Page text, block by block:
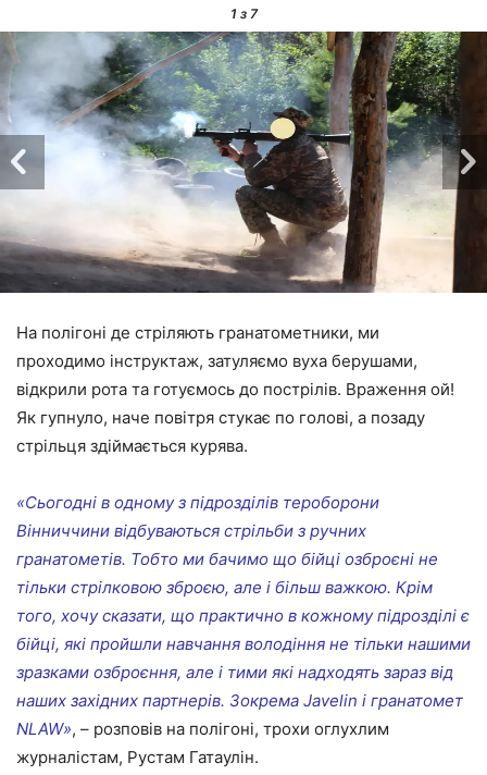
1з 7
На полігоні де стріляють гранатометники, ми
проходимо інструктаж, затуляємо вуха берушами,
відкрили рота та готуємось до пострілів. Враження ой!
Як гупнуло, наче повітря стукає по голові, а позаду
стрільця здіймається курява.
«Сьогодні в одному з підрозділів тероборони
Вінниччини відбуваються стрільби з ручних
гранатометів. Тобто ми бачимо що бійці озброєні не
тільки стрілковою зброєю, але і більш важкою. Крім
того, хочу сказати, що практично в кожному підрозділі є
бійці, які пройшли навчання володіння не тільки нашими
зразками озброєння, але і тими які надходять зараз від
наших західних партнерів. Зокрема Javelin і гранатомет
NLAW», – розповів на полігоні, трохи оглухлим
журналістам, Рустам Гатаулін.